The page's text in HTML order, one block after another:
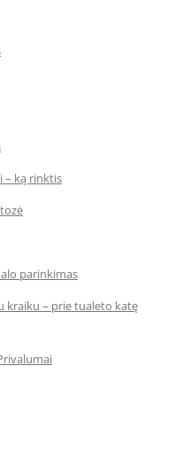
– ką rinktis
parinkimas
kraiku – prie tualeto katę